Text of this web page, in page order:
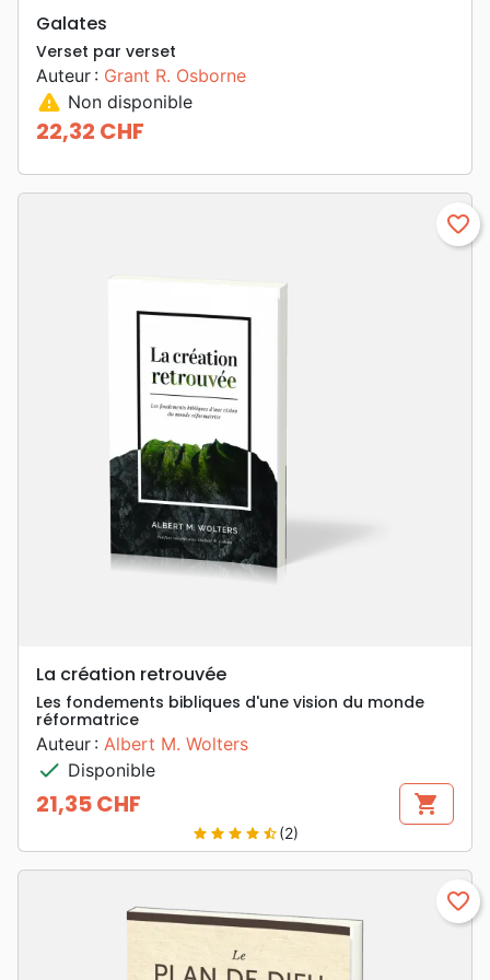
Galates
Verset par verset
Auteur : Grant R. Osborne
warning Non disponible
Prix
22,32 CHF
favorite_border
La création retrouvée
Les fondements bibliques d'une vision du monde
réformatrice
Auteur : Albert M. Wolters
check Disponible
Prix
21,35 CHF shopping_cart
star star star star star_half(2)
favorite_border